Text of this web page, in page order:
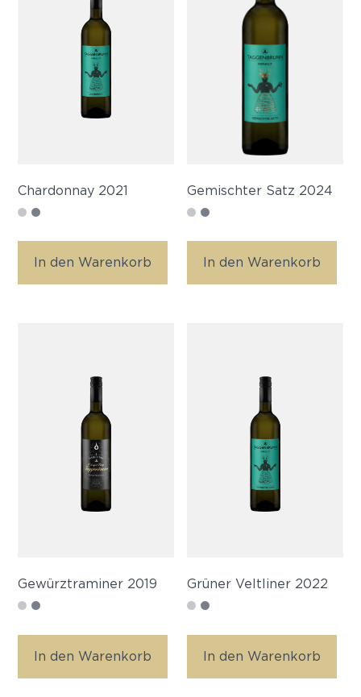
Chardonnay 2021
In den Warenkorb
Gemischter Satz 2024
In den Warenkorb
Gewürztraminer 2019
In den Warenkorb
Grüner Veltliner 2022
In den Warenkorb